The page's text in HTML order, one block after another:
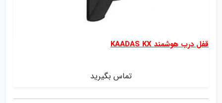
قفل درب هوشمند KAADAS KX
تماس بگیرید